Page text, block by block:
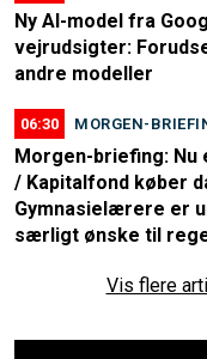
Ny AI-model fra
vejrudsigter:
andre modeller
06:30 MORGEN-
Morgen-briefing: Nu
/ Kapitalfond køber
Gymnasielærere er
særligt ønske til
Vis flere